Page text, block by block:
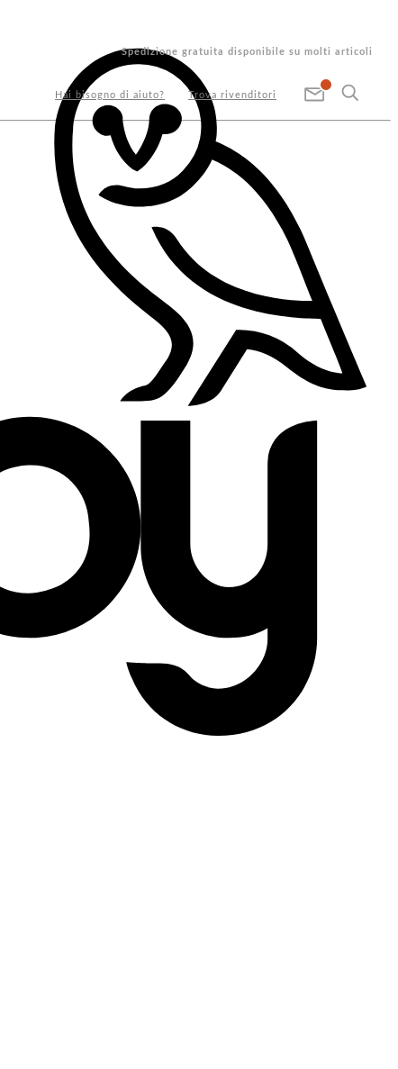
Spedizione gratuita disponibile su molti articoli
Hai bisogno di aiuto? Trova rivenditori